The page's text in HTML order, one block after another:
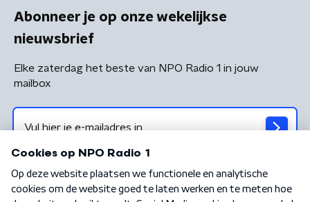
Abonneer je op onze wekelijkse
nieuwsbrief
Elke zaterdag het beste van NPO Radio 1 in jouw
mailbox